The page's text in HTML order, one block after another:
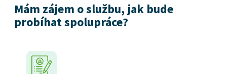
Mám zájem o službu, jak bude
probíhat spolupráce?